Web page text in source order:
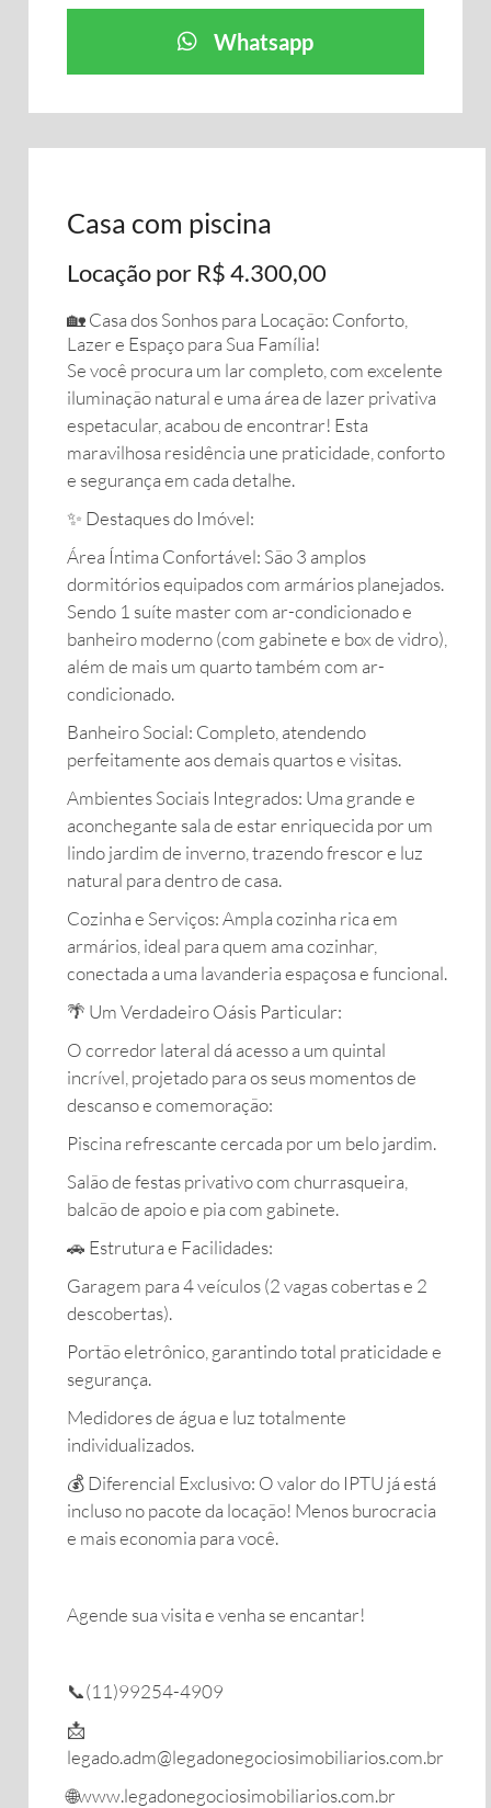
Whatsapp
Casa com piscina
Locação por R$ 4.300,00
​🏡 Casa dos Sonhos para Locação: Conforto,
Lazer e Espaço para Sua Família!
​Se você procura um lar completo, com excelente
iluminação natural e uma área de lazer privativa
espetacular, acabou de encontrar! Esta
maravilhosa residência une praticidade, conforto
e segurança em cada detalhe.
​✨ Destaques do Imóvel:
​Área Íntima Confortável: São 3 amplos
dormitórios equipados com armários planejados.
Sendo 1 suíte master com ar-condicionado e
banheiro moderno (com gabinete e box de vidro),
além de mais um quarto também com ar-
condicionado.
​Banheiro Social: Completo, atendendo
perfeitamente aos demais quartos e visitas.
​Ambientes Sociais Integrados: Uma grande e
aconchegante sala de estar enriquecida por um
lindo jardim de inverno, trazendo frescor e luz
natural para dentro de casa.
​Cozinha e Serviços: Ampla cozinha rica em
armários, ideal para quem ama cozinhar,
conectada a uma lavanderia espaçosa e funcional.
​🌴 Um Verdadeiro Oásis Particular:
​O corredor lateral dá acesso a um quintal
incrível, projetado para os seus momentos de
descanso e comemoração:
​Piscina refrescante cercada por um belo jardim.
​Salão de festas privativo com churrasqueira,
balcão de apoio e pia com gabinete.
​🚗 Estrutura e Facilidades:
​Garagem para 4 veículos (2 vagas cobertas e 2
descobertas).
​Portão eletrônico, garantindo total praticidade e
segurança.
​Medidores de água e luz totalmente
individualizados.
​💰 Diferencial Exclusivo: O valor do IPTU já está
incluso no pacote da locação! Menos burocracia
e mais economia para você.
​Agende sua visita e venha se encantar!
📞(11)99254-4909
📩
legado.adm@legadonegociosimobiliarios.com.br
🌐www.legadonegociosimobiliarios.com.br